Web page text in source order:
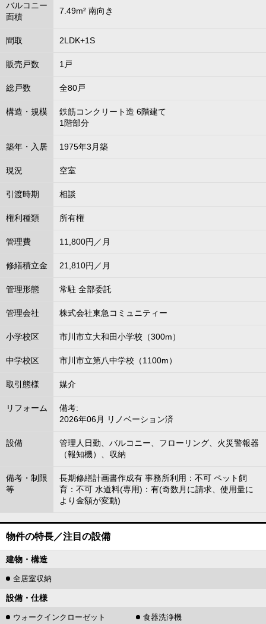
バルコニー
面積
7.49m² 南向き
間取 2LDK+1S
販売戸数 1戸
総戸数 全80戸
構造・規模
鉄筋コンクリート造 6階建て
1階部分
築年・入居 1975年3月築
現況 空室
引渡時期 相談
権利種類 所有権
管理費 11,800円／月
修繕積立金 21,810円／月
管理形態 常駐 全部委託
管理会社 株式会社東急コミュニティー
小学校区 市川市立大和田小学校（300m）
中学校区 市川市立第八中学校（1100m）
取引態様 媒介
リフォーム
備考:
2026年06月 リノベーション済
設備
管理人日勤、バルコニー、フローリング、火災警報器
（報知機）、収納
備考・制限
等
長期修繕計画書作成有 事務所利用：不可 ペット飼
育：不可 水道料(専用)：有(奇数月に請求、使用量に
より金額が変動)
物件の特長／注目の設備
建物・構造
全居室収納
設備・仕様
ウォークインクローゼット 食器洗浄機